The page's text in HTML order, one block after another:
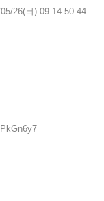
26(日) 09:14:50.44